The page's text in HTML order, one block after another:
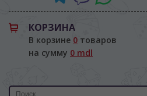
КОРЗИНА
В корзине 0 товаров
на сумму 0 mdl